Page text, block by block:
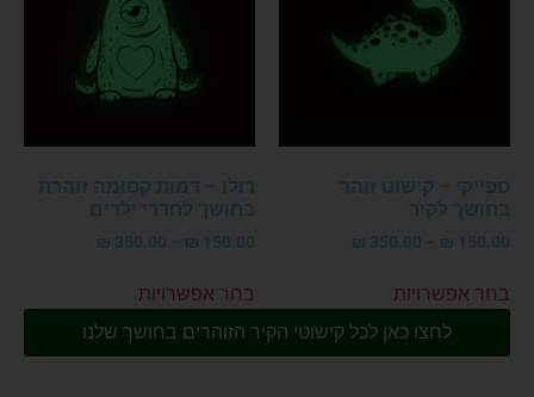
סְפַּייקִי – קישוט זוהר
בחושך לקיר
150.00
₪
–
350.00
₪
בחר אפשרויות
רוּלוּ – דמות קסומה זוהרת
בחושך לחדרי ילדים
150.00
₪
–
350.00
₪
בחר אפשרויות
לחצו כאן לכל קישוטי הקיר הזוהרים בחושך שלנו